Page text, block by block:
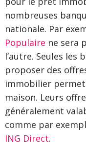
nombreuses
nationale. Par
Populaire ne sera
l’autre. Seules les
proposer des
immobilier
maison. Leurs
généralement
comme par
ING Direct.